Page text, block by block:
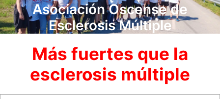
Asociación Oscense de
Esclerosis Múltiple
Más fuertes que la
esclerosis múltiple